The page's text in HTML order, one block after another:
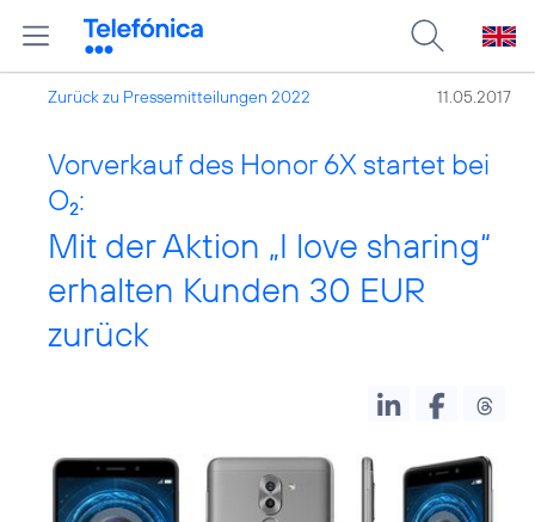
Zurück zu Pressemitteilungen 2022 11.05.2017
Vorverkauf des Honor 6X startet bei
O2:
Mit der Aktion „I love sharing“
erhalten Kunden 30 EUR
zurück